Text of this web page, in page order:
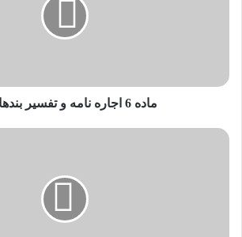
ماده 6 اجاره نامه و تفسیر بندهای آن